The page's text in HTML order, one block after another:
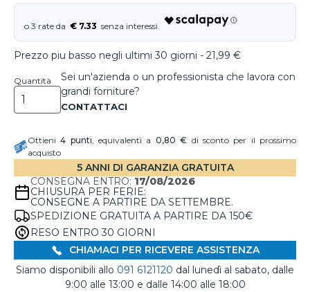
€ 7.33
Prezzo piu basso negli ultimi 30 giorni - 21,99 €
Quantità
Sei un'azienda o un professionista che lavora con
grandi forniture?
Ottieni4 punti, equivalenti a 0,80 € di sconto per il prossimo
acquisto
5 ANNI DI GARANZIA GRATUITA
CONSEGNA ENTRO: 17/08/2026
CHIUSURA PER FERIE:
CONSEGNE A PARTIRE DA SETTEMBRE.
SPEDIZIONE GRATUITA A PARTIRE DA 150€
RESO ENTRO 30 GIORNI
CHIAMACI PER RICEVERE ASSISTENZA
Siamo disponibili allo 091 6121120 dal lunedì al sabato, dalle
9:00 alle 13:00 e dalle 14:00 alle 18:00